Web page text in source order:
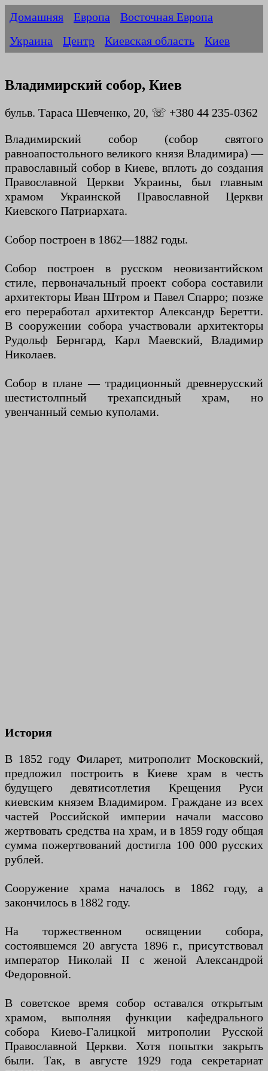
Домашняя Европа
Восточная Европа
Украина
Центр Киевская область Киев
Владимирский собор, Киев
бульв. Тараса Шевченко, 20, ☏ +380 44 235-0362
Владимирский собор (собор святого
равноапостольного великого князя Владимира) —
православный собор в Киеве, вплоть до создания
Православной Церкви Украины, был главным
храмом Украинской Православной Церкви
Киевского Патриархата.
Собор построен в 1862—1882 годы.
Собор построен в русском неовизантийском
стиле, первоначальный проект собора составили
архитекторы Иван Штром и Павел Спарро; позже
его переработал архитектор Александр Беретти.
В сооружении собора участвовали архитекторы
Рудольф Бернгард, Карл Маевский, Владимир
Николаев.
Собор в плане — традиционный древнерусский
шестистолпный трехапсидный храм, но
увенчанный семью куполами.
История
В 1852 году Филарет, митрополит Московский,
предложил построить в Киеве храм в честь
будущего девятисотлетия Крещения Руси
киевским князем Владимиром. Граждане из всех
частей Российской империи начали массово
жертвовать средства на храм, и в 1859 году общая
сумма пожертвований достигла 100 000 русских
рублей.
Сооружение храма началось в 1862 году, а
закончилось в 1882 году.
На торжественном освящении собора,
состоявшемся 20 августа 1896 г., присутствовал
император Николай II с женой Александрой
Федоровной.
В советское время собор оставался открытым
храмом, выполняя функции кафедрального
собора Киево-Галицкой митрополии Русской
Православной Церкви. Хотя попытки закрыть
были. Так, в августе 1929 года секретариат